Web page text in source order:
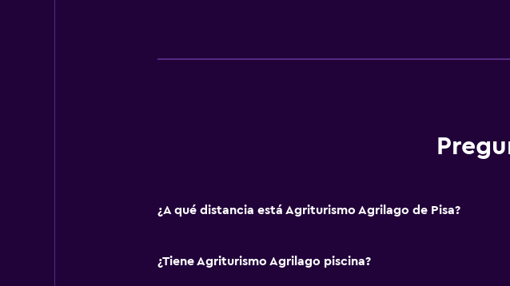
¿A qué distancia está Agriturismo Agrilago de Pisa?
¿Tiene Agriturismo Agrilago piscina?